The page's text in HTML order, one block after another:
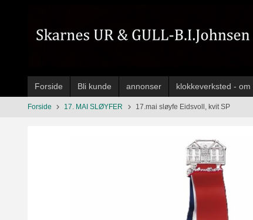
innholdet
Forside Bli kunde annonser klokkeverksted - om
Forside 17. MAI SLØYFER 17.mai sløyfe Eidsvoll, kvit SP